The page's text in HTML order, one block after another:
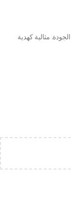
مثالية كهدية